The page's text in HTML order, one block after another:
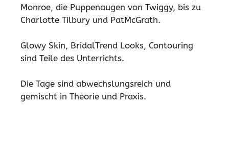
Monroe, die Puppenaugen von Twiggy, bis zu
Charlotte Tilbury und PatMcGrath.
Glowy Skin, BridalTrend Looks, Contouring
sind Teile des Unterrichts.
Die Tage sind abwechslungsreich und
gemischt in Theorie und Praxis.